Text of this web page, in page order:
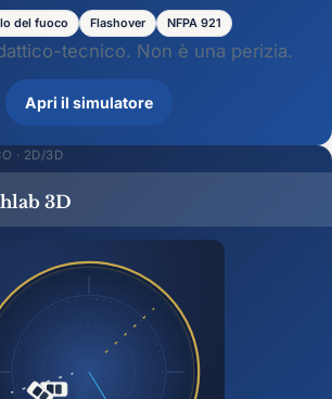
del fuoco Flashover NFPA 921
tecnico. Non è una perizia.
Apri il simulatore
· 2D/3D
3D